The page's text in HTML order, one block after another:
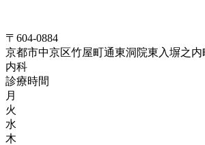
〒604-0884
京都市中京区竹屋町通東洞院東入塀之内
内科
診療時間
月
火
水
木